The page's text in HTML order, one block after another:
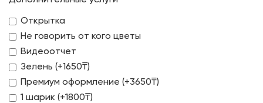
Открытка
Не говорить от кого цветы
Видеоотчет
Зелень (+1650₸)
Премиум оформление (+3650₸)
1 шарик (+1800₸)